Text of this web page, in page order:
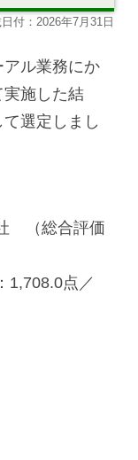
付：2026年7月31日
ル業務にか
施した結
選定しまし
（総合評価
点／